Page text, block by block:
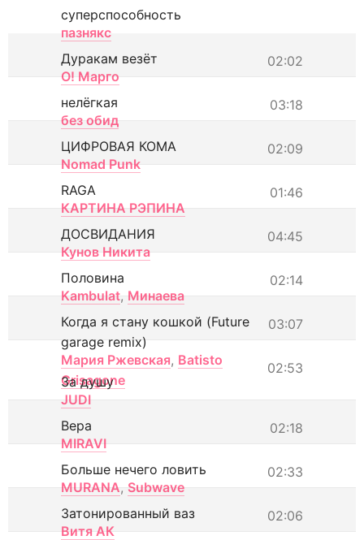
суперспособность
пазнякс
02:02
Дуракам везёт
О! Марго
03:18
нелёгкая
без обид
02:09
ЦИФРОВАЯ КОМА
Nomad Punk
01:46
RAGA
КАРТИНА РЭПИНА
04:45
ДОСВИДАНИЯ
Кунов Никита
02:14
Половина
Kambulat, Минаева
03:07
Когда я стану кошкой (Future
garage remix)
Мария Ржевская, Batisto
Grisagone
02:53
За душу
JUDI
02:18
Вера
MIRAVI
02:33
Больше нечего ловить
MURANA, Subwave
02:06
Затонированный ваз
Витя АК